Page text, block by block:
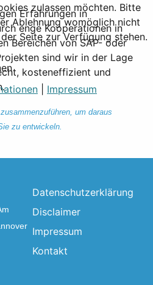
Erfahrungen in
enge Kooperationen in
Bereichen von SAP- oder
sind wir in der Lage
kosteneffizient und
um daraus
zu entwickeln.
Datenschutzerklärung
Disclaimer
Impressum
Kontakt
zulassen möchten. Bitte
Ablehnung womöglich nicht
Seite zur Verfügung stehen.
Impressum